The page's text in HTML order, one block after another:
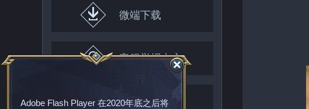
微端下载
客服举报中心
家长监护系统
Adobe Flash Player 在2020年底之后将